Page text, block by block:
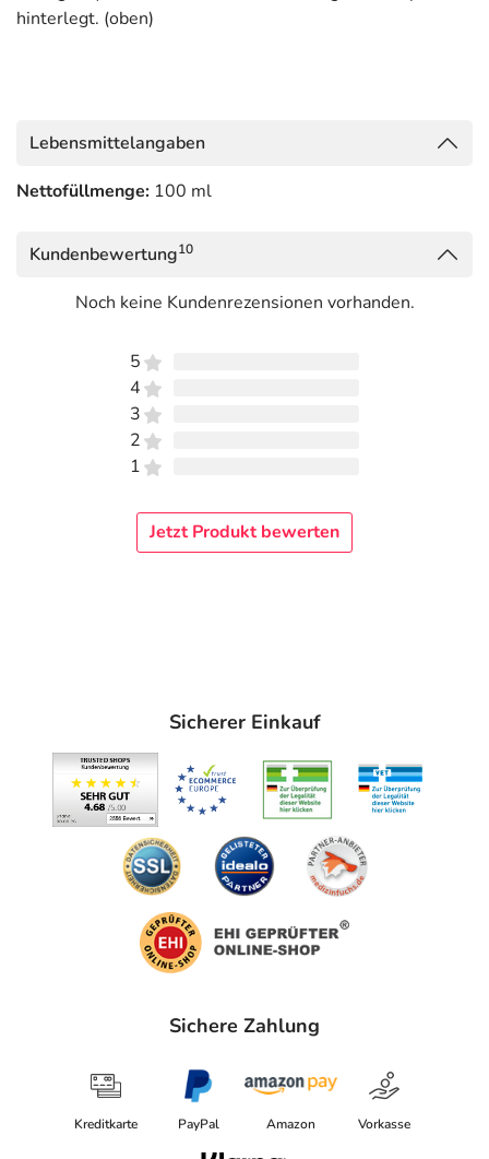
hinterlegt. (oben)
Lebensmittelangaben
Nettofüllmenge: 100 ml
Kundenbewertung10
Noch keine Kundenrezensionen vorhanden.
5
4
3
2
1
Jetzt Produkt bewerten
Sicherer Einkauf
Sichere Zahlung
Kreditkarte PayPal Amazon Vorkasse